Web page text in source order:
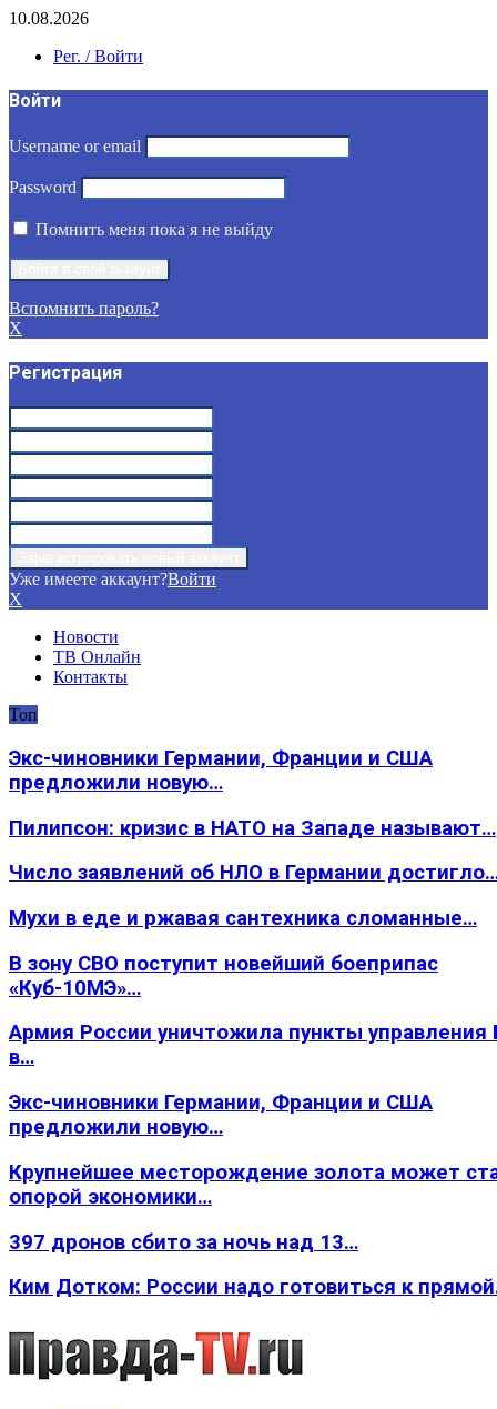
10.08.2026
Рег. / Войти
Войти
Username or email
Password
Помнить меня пока я не выйду
Вспомнить пароль?
X
Регистрация
Уже имеете аккаунт?Войти
X
Новости
ТВ Онлайн
Контакты
Топ
Экс-чиновники Германии, Франции и США
предложили новую…
Пилипсон: кризис в НАТО на Западе называют…
Число заявлений об НЛО в Германии
Мухи в еде и ржавая сантехника сломанные…
В зону СВО поступит новейший боеприпас
«Куб-10МЭ»…
Армия России уничтожила пункты
в…
Экс-чиновники Германии, Франции и США
предложили новую…
Крупнейшее месторождение золота может
опорой экономики…
397 дронов сбито за ночь над 13…
Ким Дотком: России надо готовиться к